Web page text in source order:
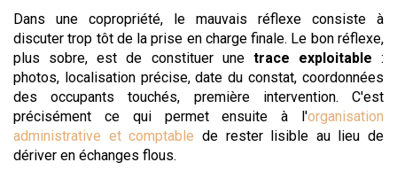
Dans une copropriété, le mauvais réflexe consiste à
discuter trop tôt de la prise en charge finale. Le bon réflexe,
plus sobre, est de constituer une trace exploitable :
photos, localisation précise, date du constat, coordonnées
des occupants touchés, première intervention. C'est
précisément ce qui permet ensuite à l'organisation
administrative et comptable de rester lisible au lieu de
dériver en échanges flous.